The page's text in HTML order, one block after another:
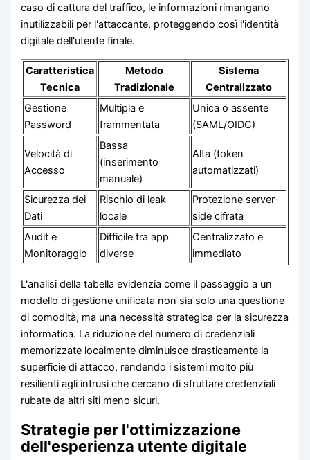
caso di cattura del traffico, le informazioni rimangano
inutilizzabili per l'attaccante, proteggendo così l'identità
digitale dell'utente finale.
Caratteristica
Tecnica
Metodo
Tradizionale
Sistema
Centralizzato
Gestione
Password
Multipla e
frammentata
Unica o assente
(SAML/OIDC)
Velocità di
Accesso
Bassa
(inserimento
manuale)
Alta (token
automatizzati)
Sicurezza dei
Dati
Rischio di leak
locale
Protezione server-
side cifrata
Audit e
Monitoraggio
Difficile tra app
diverse
Centralizzato e
immediato
L'analisi della tabella evidenzia come il passaggio a un
modello di gestione unificata non sia solo una questione
di comodità, ma una necessità strategica per la sicurezza
informatica. La riduzione del numero di credenziali
memorizzate localmente diminuisce drasticamente la
superficie di attacco, rendendo i sistemi molto più
resilienti agli intrusi che cercano di sfruttare credenziali
rubate da altri siti meno sicuri.
Strategie per l'ottimizzazione
dell'esperienza utente digitale